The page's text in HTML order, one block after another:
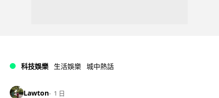
科技娛樂 生活娛樂 城中熱話
Lawton 1 日